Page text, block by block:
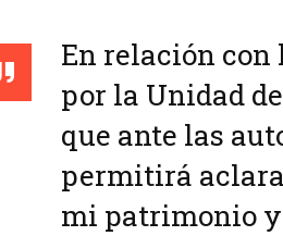
En relación con
por la Unidad
que ante las
permitirá
mi patrimonio